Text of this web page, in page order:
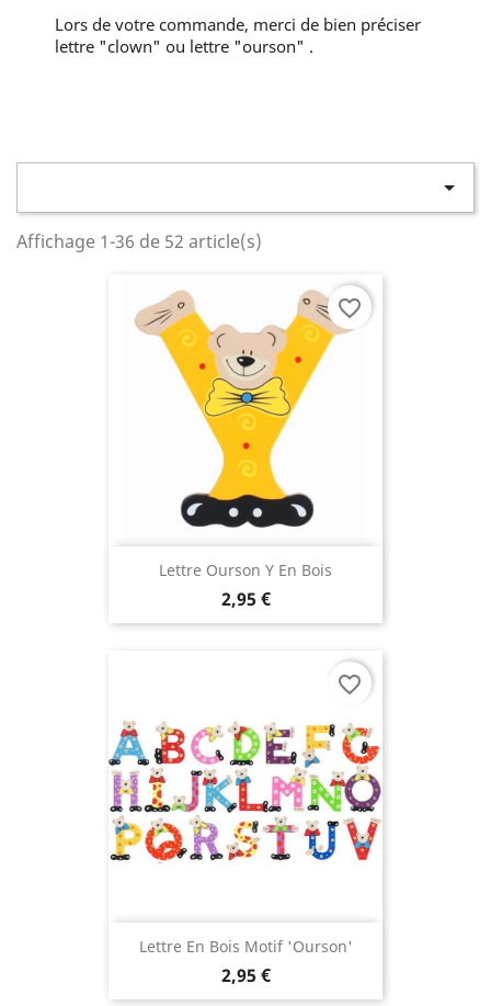
Lors de votre commande, merci de bien préciser
lettre "clown" ou lettre "ourson" .

Affichage 1-36 de 52 article(s)
Lettre Ourson Y En Bois
2,95 €
favorite_border
Lettre En Bois Motif 'Ourson'
2,95 €
favorite_border